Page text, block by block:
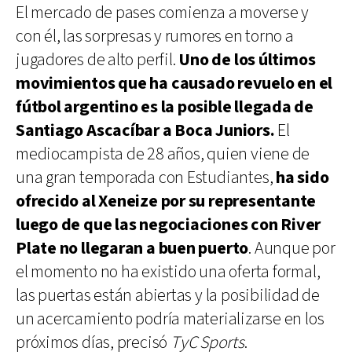
El mercado de pases comienza a moverse y
con él, las sorpresas y rumores en torno a
jugadores de alto perfil. Uno de los últimos
movimientos que ha causado revuelo en el
fútbol argentino es la posible llegada de
Santiago Ascacíbar a Boca Juniors.El
mediocampista de 28 años, quien viene de
una gran temporada con Estudiantes,ha sido
ofrecido al Xeneize por su representante
luego de que las negociaciones con River
Plate no llegaran a buen puerto. Aunque por
el momento no ha existido una oferta formal,
las puertas están abiertas y la posibilidad de
un acercamiento podría materializarse en los
próximos días, precisó TyC Sports.